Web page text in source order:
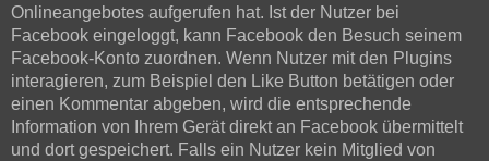
Onlineangebotes aufgerufen hat. Ist der Nutzer bei
Facebook eingeloggt, kann Facebook den Besuch seinem
Facebook-Konto zuordnen. Wenn Nutzer mit den Plugins
interagieren, zum Beispiel den Like Button betätigen oder
einen Kommentar abgeben, wird die entsprechende
Information von Ihrem Gerät direkt an Facebook übermittelt
und dort gespeichert. Falls ein Nutzer kein Mitglied von